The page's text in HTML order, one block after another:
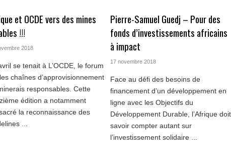
et OCDE vers des mines
!!!
2018
se tenait à L’OCDE, le forum
chaînes d’approvisionnement
responsables. Cette
édition a notamment
la reconnaissance des
...
Pierre-Samuel Guedj – Pour des
fonds d’investissements africains
à impact
17 novembre 2018
Face au défi des besoins de
financement d’un développement en
ligne avec les Objectifs du
Développement Durable, l’Afrique doit
savoir compter autant sur
l’investissement solidaire ...